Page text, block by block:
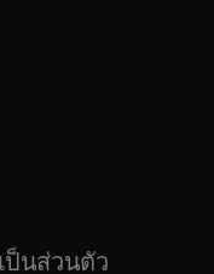
ป็นส่วนตัว